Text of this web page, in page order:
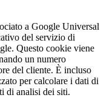
a Google Universal
del servizio di
Questo cookie viene
un numero
del cliente. È incluso
per calcolare i dati di
di analisi dei siti.